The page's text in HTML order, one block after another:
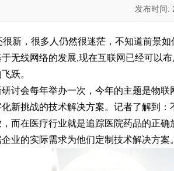
发布时间:
很新，很多人仍然很迷茫，不知道前景
无线网络的发展,现在互联网已经可以
跃。
讨会每年举办一次，今年的主题是物
新挑战的技术解决方案。记者了解到
而在医疗行业就是追踪医院药品的正
业的实际需求为他们定制技术解决方案